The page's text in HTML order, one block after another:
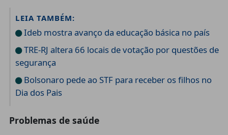
LEIA TAMBÉM:
Ideb mostra avanço da educação básica no país
TRE-RJ altera 66 locais de votação por questões de
segurança
Bolsonaro pede ao STF para receber os filhos no
Dia dos Pais
Problemas de saúde